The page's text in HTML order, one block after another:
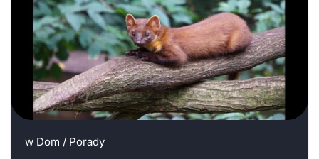
w Dom / Porady